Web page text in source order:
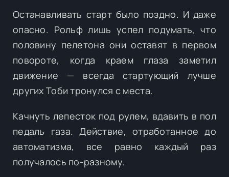
Останавливать старт было поздно. И даже
опасно. Рольф лишь успел подумать, что
половину пелетона они оставят в первом
повороте, когда краем глаза заметил
движение — всегда стартующий лучше
других Тоби тронулся с места.
Качнуть лепесток под рулем, вдавить в пол
педаль газа. Действие, отработанное до
автоматизма, все равно каждый раз
получалось по-разному.